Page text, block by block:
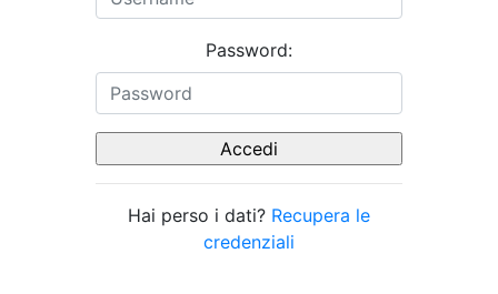
Password:
Hai perso i dati? Recupera le
credenziali